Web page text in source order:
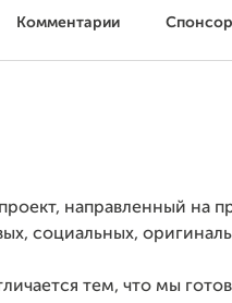
Комментарии
направленный на
социальных,
тем, что мы